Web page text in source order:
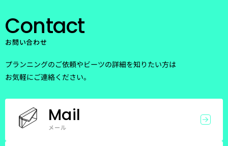
Contact
お問い合わせ
プランニングのご依頼やビーツの詳細を知りたい方は
お気軽にご連絡ください。
Mail
メール